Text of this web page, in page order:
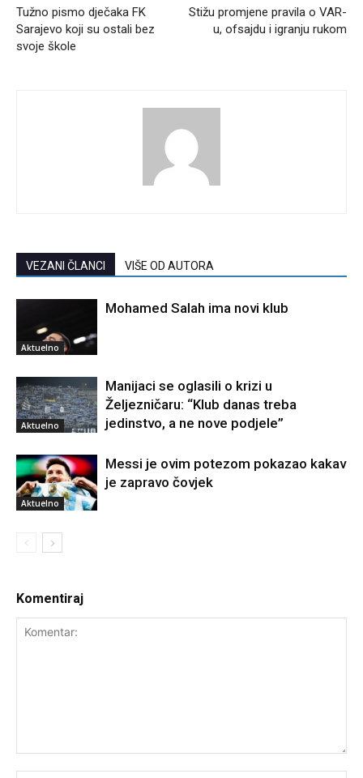
Tužno pismo dječaka FK
Sarajevo koji su ostali bez
svoje škole
Stižu promjene pravila o VAR-
u, ofsajdu i igranju rukom
VEZANI ČLANCI VIŠE OD AUTORA
Aktuelno
Mohamed Salah ima novi klub
Aktuelno
Manijaci se oglasili o krizi u
Željezničaru: “Klub danas treba
jedinstvo, a ne nove podjele”
Aktuelno
Messi je ovim potezom pokazao kakav
je zapravo čovjek
Komentiraj